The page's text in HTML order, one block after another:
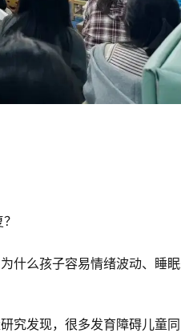
什么孩子容易情绪波动、睡眠
究发现，很多发育障碍儿童同